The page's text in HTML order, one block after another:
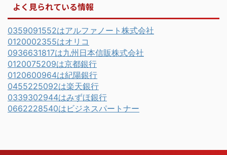
よく見られている情報
0359091552はアルファノート株式会社
0120002355はオリコ
0936631817は九州日本信販株式会社
0120075209は京都銀行
0120600964は紀陽銀行
0455225092は楽天銀行
0339302944はみずほ銀行
0662228540はビジネスパートナー